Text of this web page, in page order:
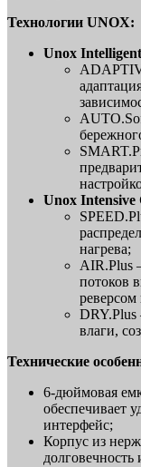
Технологии UNOX:
Unox
Unox Intensive
нагрева;
AIR.Plus
потоков
DRY.Plus
влаги,
Технические
6-дюймовая
обеспечивает
интерфейс;
Корпус из
долговечность